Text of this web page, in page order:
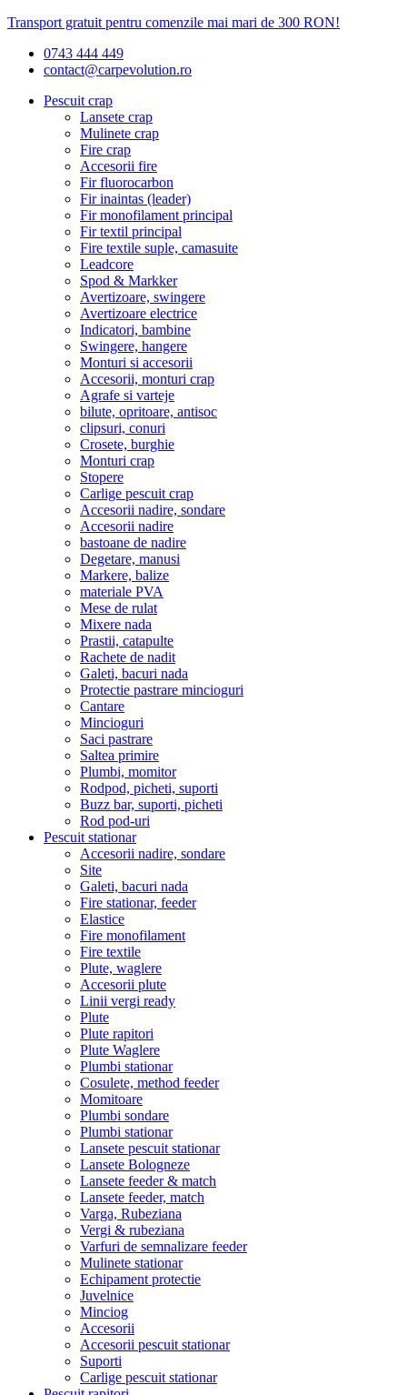
Transport gratuit pentru comenzile mai mari de 300 RON!
0743 444 449
contact@carpevolution.ro
Pescuit crap
Lansete crap
Mulinete crap
Fire crap
Accesorii fire
Fir fluorocarbon
Fir inaintas (leader)
Fir monofilament principal
Fir textil principal
Fire textile suple, camasuite
Leadcore
Spod & Markker
Avertizoare, swingere
Avertizoare electrice
Indicatori, bambine
Swingere, hangere
Monturi si accesorii
Accesorii, monturi crap
Agrafe si varteje
bilute, opritoare, antisoc
clipsuri, conuri
Crosete, burghie
Monturi crap
Stopere
Carlige pescuit crap
Accesorii nadire, sondare
Accesorii nadire
bastoane de nadire
Degetare, manusi
Markere, balize
materiale PVA
Mese de rulat
Mixere nada
Prastii, catapulte
Rachete de nadit
Galeti, bacuri nada
Protectie pastrare mincioguri
Cantare
Mincioguri
Saci pastrare
Saltea primire
Plumbi, momitor
Rodpod, picheti, suporti
Buzz bar, suporti, picheti
Rod pod-uri
Pescuit stationar
Accesorii nadire, sondare
Site
Galeti, bacuri nada
Fire stationar, feeder
Elastice
Fire monofilament
Fire textile
Plute, waglere
Accesorii plute
Linii vergi ready
Plute
Plute rapitori
Plute Waglere
Plumbi stationar
Cosulete, method feeder
Momitoare
Plumbi sondare
Plumbi stationar
Lansete pescuit stationar
Lansete Bologneze
Lansete feeder & match
Lansete feeder, match
Varga, Rubeziana
Vergi & rubeziana
Varfuri de semnalizare feeder
Mulinete stationar
Echipament protectie
Juvelnice
Minciog
Accesorii
Accesorii pescuit stationar
Suporti
Carlige pescuit stationar